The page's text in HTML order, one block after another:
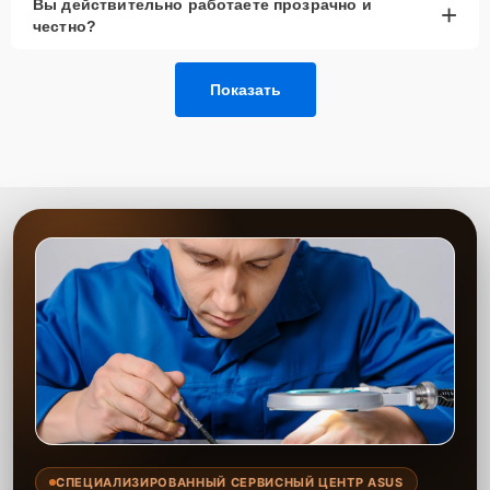
Позвонить по телефону горячей линии или
запросить обратный звонок через Форму заявки
для быстрого уточнения деталей.
Привезти устройство в ближайший центр или
Дождаться оповещения о готовности и забрать
курьерской доставкой.
При необходимости клиент может воспользоваться услугой
вызова мастера для проведения диагностики и ремонта в
желаемом месте и удобное время.
Какие предоставляются
гарантии
распространяется на все виды ремонта, а также на все
Вы действительно работаете прозрачно и
честно?
+
Показать
СПЕЦИАЛИЗИРОВАННЫЙ СЕРВИСНЫЙ ЦЕНТР ASUS